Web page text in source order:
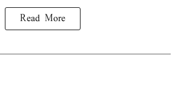
Read More